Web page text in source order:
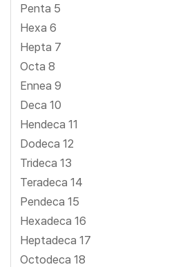
Penta 5
Hexa 6
Hepta 7
Octa 8
Ennea 9
Deca 10
Hendeca 11
Dodeca 12
Trideca 13
Teradeca 14
Pendeca 15
Hexadeca 16
Heptadeca 17
Octodeca 18